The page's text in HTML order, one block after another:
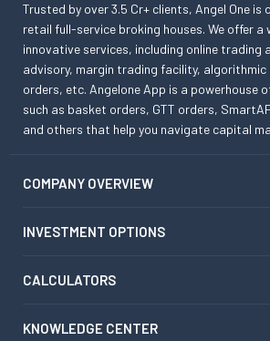
Trusted by over 3.5 Cr+ clients, Angel One is
retail full-service broking houses. We offer a
innovative services, including online trading
advisory, margin trading facility,
orders, etc. Angelone App is a powerhouse
such as basket orders, GTT orders,
and others that help you navigate capital
COMPANY OVERVIEW
INVESTMENT OPTIONS
CALCULATORS
KNOWLEDGE CENTER